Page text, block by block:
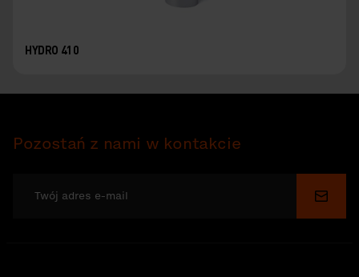
HYDRO 410
Pozostań z nami w kontakcie
Wyślij